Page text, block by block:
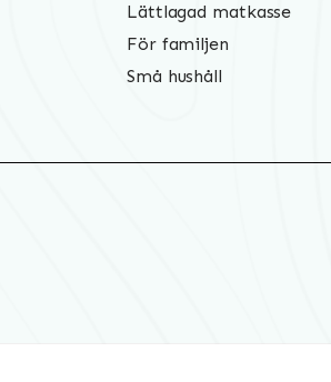
Lättlagad matkasse
För familjen
Små hushåll